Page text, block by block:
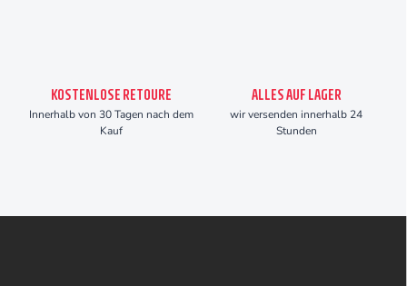
KOSTENLOSE RETOURE
Innerhalb von 30 Tagen nach dem
Kauf
ALLES AUF LAGER
wir versenden innerhalb 24
Stunden